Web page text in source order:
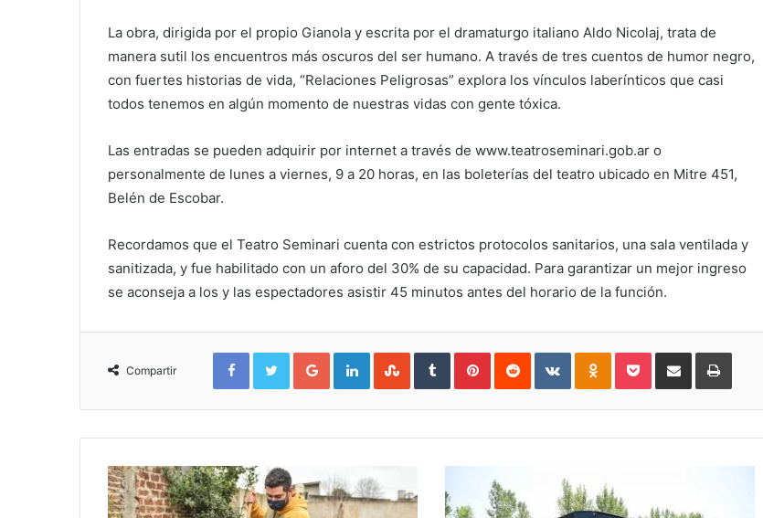
La obra, dirigida por el propio Gianola y escrita por el dramaturgo italiano Aldo Nicolaj, trata de
manera sutil los encuentros más oscuros del ser humano. A través de tres cuentos de humor negro,
con fuertes historias de vida, “Relaciones Peligrosas” explora los vínculos laberínticos que casi
todos tenemos en algún momento de nuestras vidas con gente tóxica.
Las entradas se pueden adquirir por internet a través de www.teatroseminari.gob.ar o
personalmente de lunes a viernes, 9 a 20 horas, en las boleterías del teatro ubicado en Mitre 451,
Belén de Escobar.
Recordamos que el Teatro Seminari cuenta con estrictos protocolos sanitarios, una sala ventilada y
sanitizada, y fue habilitado con un aforo del 30% de su capacidad. Para garantizar un mejor ingreso
se aconseja a los y las espectadores asistir 45 minutos antes del horario de la función.
Compartir
FacebookTwitterGoogle+LinkedInStumbleUpon
TumblrPinterestReddit VKontakteOdnoklassniki
PocketShare
Email
Print